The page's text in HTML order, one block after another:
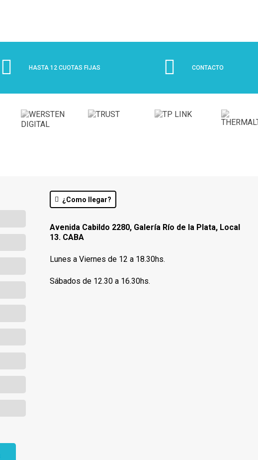
HASTA 12 CUOTAS FIJAS CONTACTO
¿Como llegar?
Avenida Cabildo 2280, Galería Río de la Plata, Local
13. CABA
Lunes a Viernes de 12 a 18.30hs.
Sábados de 12.30 a 16.30hs.